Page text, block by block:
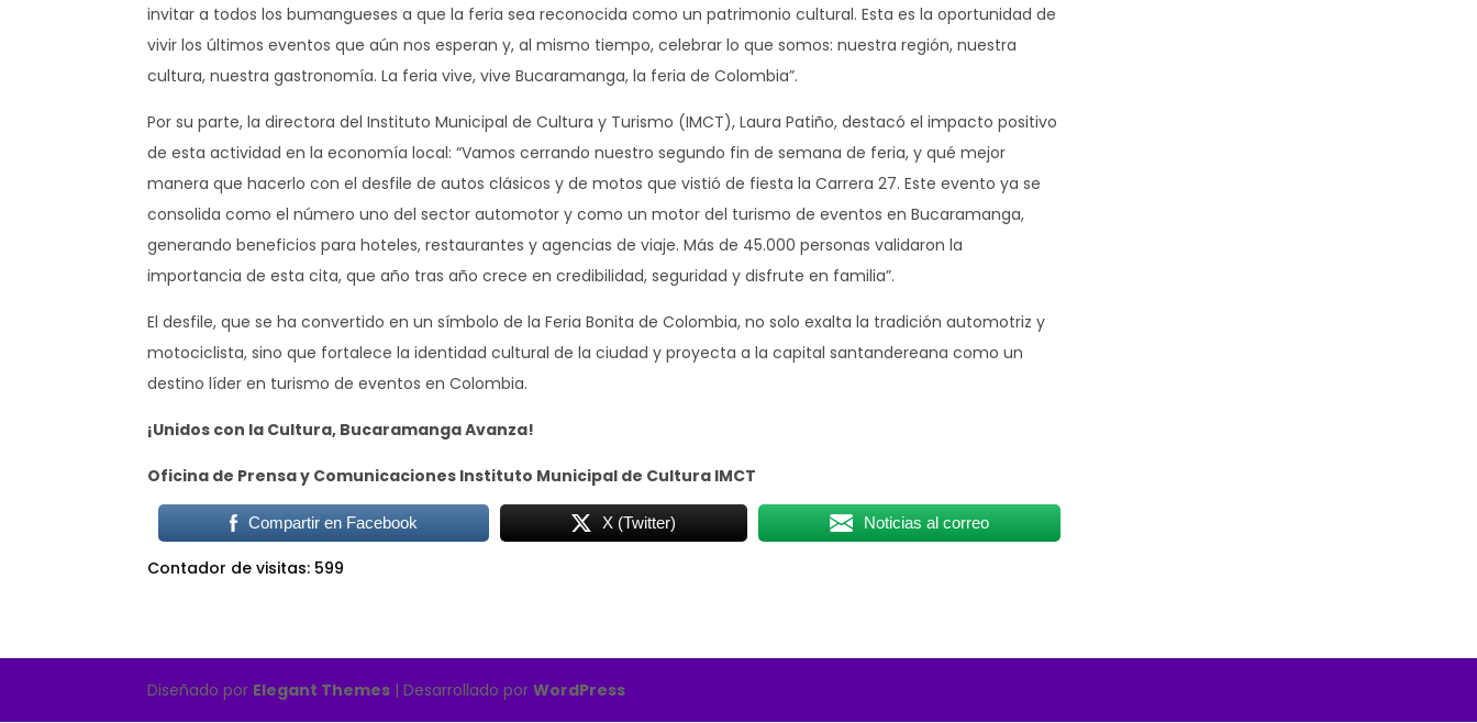
invitar a todos los bumangueses a que la feria sea reconocida como un patrimonio cultural. Esta es la oportunidad de
vivir los últimos eventos que aún nos esperan y, al mismo tiempo, celebrar lo que somos: nuestra región, nuestra
cultura, nuestra gastronomía. La feria vive, vive Bucaramanga, la feria de Colombia”.
Por su parte, la directora del Instituto Municipal de Cultura y Turismo (IMCT), Laura Patiño, destacó el impacto positivo
de esta actividad en la economía local: “Vamos cerrando nuestro segundo fin de semana de feria, y qué mejor
manera que hacerlo con el desfile de autos clásicos y de motos que vistió de fiesta la Carrera 27. Este evento ya se
consolida como el número uno del sector automotor y como un motor del turismo de eventos en Bucaramanga,
generando beneficios para hoteles, restaurantes y agencias de viaje. Más de 45.000 personas validaron la
importancia de esta cita, que año tras año crece en credibilidad, seguridad y disfrute en familia”.
El desfile, que se ha convertido en un símbolo de la Feria Bonita de Colombia, no solo exalta la tradición automotriz y
motociclista, sino que fortalece la identidad cultural de la ciudad y proyecta a la capital santandereana como un
destino líder en turismo de eventos en Colombia.
¡Unidos con la Cultura, Bucaramanga Avanza!
Oficina de Prensa y Comunicaciones Instituto Municipal de Cultura IMCT
Compartir en Facebook X (Twitter) Noticias al correo
Contador de visitas: 599
Diseñado por Elegant Themes | Desarrollado porWordPress